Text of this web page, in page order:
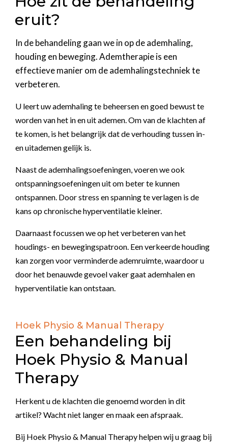
eruit?
In de behandeling gaan we in op de ademhaling,
houding en beweging. Ademtherapie is een
effectieve manier om de ademhalingstechniek te
verbeteren.
U leert uw ademhaling te beheersen en goed bewust te
worden van het in en uit ademen. Om van de klachten af
te komen, is het belangrijk dat de verhouding tussen in-
en uitademen gelijk is.
Naast de ademhalingsoefeningen, voeren we ook
ontspanningsoefeningen uit om beter te kunnen
ontspannen. Door stress en spanning te verlagen is de
kans op chronische hyperventilatie kleiner.
Daarnaast focussen we op het verbeteren van het
houdings- en bewegingspatroon. Een verkeerde houding
kan zorgen voor verminderde ademruimte, waardoor u
door het benauwde gevoel vaker gaat ademhalen en
hyperventilatie kan ontstaan.
Hoek Physio & Manual Therapy
Een behandeling bij
Hoek Physio & Manual
Therapy
Herkent u de klachten die genoemd worden in dit
artikel? Wacht niet langer en maak een afspraak.
Bij Hoek Physio & Manual Therapy helpen wij u graag bij